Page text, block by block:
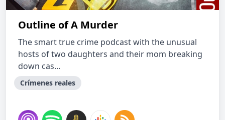
Outline of A Murder
The smart true crime podcast with the unusual
hosts of two daughters and their mom breaking
down cas...
Crímenes reales